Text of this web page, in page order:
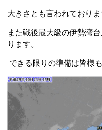
大きさとも言われておりま
また戦後最大級の伊勢湾
ります。
できる限りの準備は皆様